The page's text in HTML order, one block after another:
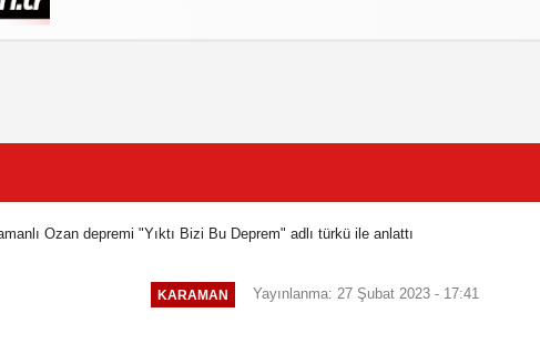
Ozan depremi "Yıktı Bizi Bu Deprem" adlı türkü ile anlattı
KARAMAN Yayınlanma: 27 Şubat 2023 - 17:41